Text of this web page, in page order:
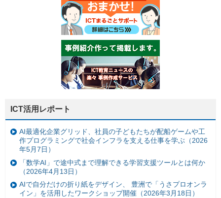
ICT活用レポート
AI最適化企業グリッド、社員の子どもたちが配船ゲームや工
作プログラミングで社会インフラを支える仕事を学ぶ（2026
年5月7日）
「数学AI」で途中式まで理解できる学習支援ツールとは何か
（2026年4月13日）
AIで自分だけの折り紙をデザイン、 豊洲で「うさプロオンラ
イン」を活用したワークショップ開催（2026年3月18日）